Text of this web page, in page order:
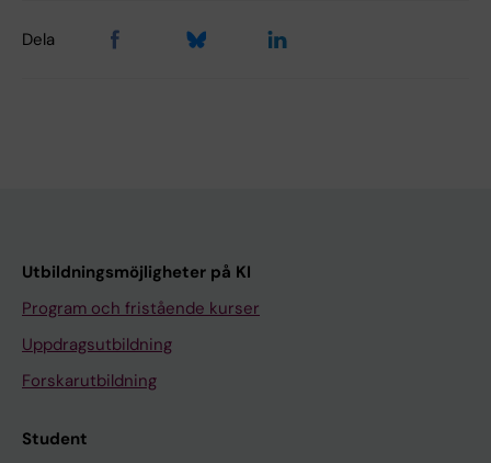
Dela
Utbildningsmöjligheter på KI
Program och fristående kurser
Uppdragsutbildning
Forskarutbildning
Student